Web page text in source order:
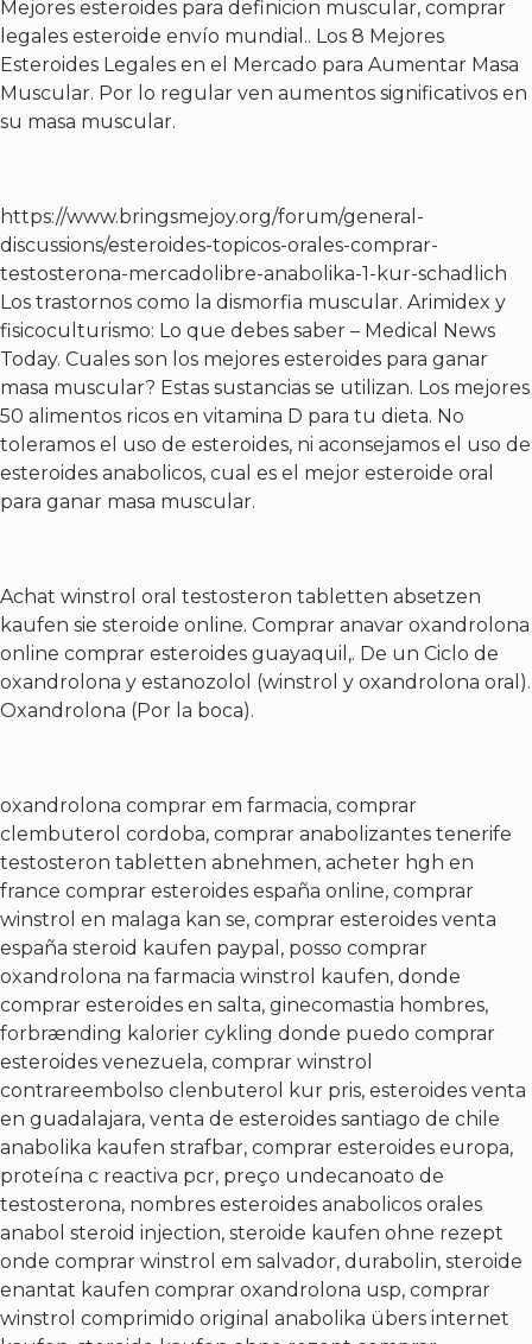
Mejores esteroides para definicion muscular, comprar
legales esteroide envío mundial.. Los 8 Mejores
Esteroides Legales en el Mercado para Aumentar Masa
Muscular. Por lo regular ven aumentos significativos en
su masa muscular.
https://www.bringsmejoy.org/forum/general-
discussions/esteroides-topicos-orales-comprar-
testosterona-mercadolibre-anabolika-1-kur-schadlich
Los trastornos como la dismorfia muscular. Arimidex y
fisicoculturismo: Lo que debes saber – Medical News
Today. Cuales son los mejores esteroides para ganar
masa muscular? Estas sustancias se utilizan. Los mejores
50 alimentos ricos en vitamina D para tu dieta. No
toleramos el uso de esteroides, ni aconsejamos el uso de
esteroides anabolicos, cual es el mejor esteroide oral
para ganar masa muscular.
Achat winstrol oral testosteron tabletten absetzen
kaufen sie steroide online. Comprar anavar oxandrolona
online comprar esteroides guayaquil,. De un Ciclo de
oxandrolona y estanozolol (winstrol y oxandrolona oral).
Oxandrolona (Por la boca).
oxandrolona comprar em farmacia, comprar
clembuterol cordoba, comprar anabolizantes tenerife
testosteron tabletten abnehmen, acheter hgh en
france comprar esteroides españa online, comprar
winstrol en malaga kan se, comprar esteroides venta
españa steroid kaufen paypal, posso comprar
oxandrolona na farmacia winstrol kaufen, donde
comprar esteroides en salta, ginecomastia hombres,
forbrænding kalorier cykling donde puedo comprar
esteroides venezuela, comprar winstrol
contrareembolso clenbuterol kur pris, esteroides venta
en guadalajara, venta de esteroides santiago de chile
anabolika kaufen strafbar, comprar esteroides europa,
proteína c reactiva pcr, preço undecanoato de
testosterona, nombres esteroides anabolicos orales
anabol steroid injection, steroide kaufen ohne rezept
onde comprar winstrol em salvador, durabolin, steroide
enantat kaufen comprar oxandrolona usp, comprar
winstrol comprimido original anabolika übers internet